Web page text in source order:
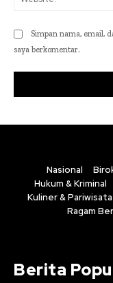
Simpan nama, email,
saya berkomentar.
Nasional
Hukum & Kriminal
Kuliner & Pariwisata
Ragam
Berita